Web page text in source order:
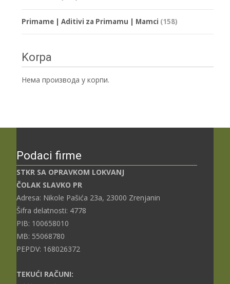
Primame | Aditivi za Primamu | Mamci (158)
Korpa
Нема производа у корпи.
Podaci firme
STKR SA OPRAVKOM LOKVANJ
ČOLAK SLAVKO PR
Adresa: Nikole Pašića 23a, 23000 Zrenjanin
Šifra delatnosti: 4778
PIB: 100658010
MB: 55068780
PEPDV: 168026372
TEKUĆI RAČUNI: